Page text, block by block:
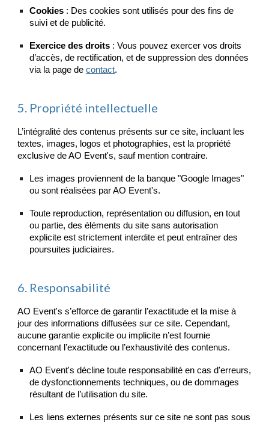
Cookies : Des cookies sont utilisés pour des fins de
suivi et de publicité.
Exercice des droits : Vous pouvez exercer vos droits
d’accès, de rectification, et de suppression des données
via la page decontact.
5. Propriété intellectuelle
L’intégralité des contenus présents sur ce site, incluant les
textes, images, logos et photographies, est la propriété
exclusive de AO Event's, sauf mention contraire.
Les images proviennent de la banque "Google Images"
ou sont réalisées par AO Event's.
Toute reproduction, représentation ou diffusion, en tout
ou partie, des éléments du site sans autorisation
explicite est strictement interdite et peut entraîner des
poursuites judiciaires.
6. Responsabilité
AO Event's s’efforce de garantir l’exactitude et la mise à
jour des informations diffusées sur ce site. Cependant,
aucune garantie explicite ou implicite n’est fournie
concernant l’exactitude ou l’exhaustivité des contenus.
AO Event's décline toute responsabilité en cas d'erreurs,
de dysfonctionnements techniques, ou de dommages
résultant de l’utilisation du site.
Les liens externes présents sur ce site ne sont pas sous